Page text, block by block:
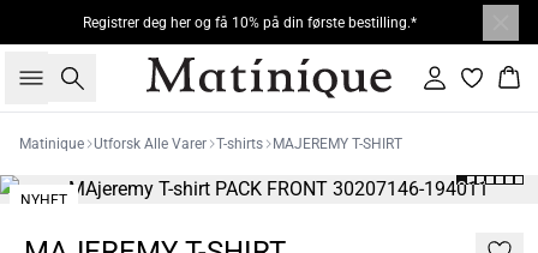
Registrer deg her og få 10% på din første bestilling.*
Søk Logg inn
Matinique Utforsk Alle Varer T-shirts MAJEREMY T-SHIRT
NYHET